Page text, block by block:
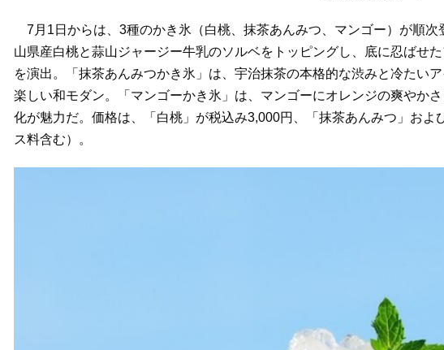
7月1日からは、3種のかき氷（白桃、抹茶あんみつ、マンゴー）が順次
山県産白桃と蒜山ジャージー牛乳のソルベをトッピングし、底に忍ばせ
を演出。「抹茶あんみつかき氷」は、宇治抹茶の本格的な渋みと冷たい
楽しい和モダン。「マンゴーかき氷」は、マンゴーにオレンジの爽やか
化が魅力だ。価格は、「白桃」が税込み3,000円、「抹茶あんみつ」お
ス料含む）。